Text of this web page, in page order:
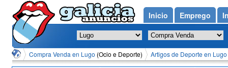
Compra Venda en Lugo (Ocio e Deporte) Artigos de Deporte en Lugo
Inicio Emprego